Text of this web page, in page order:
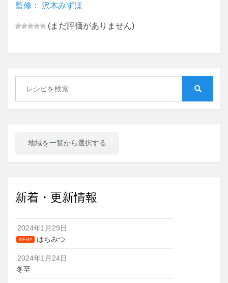
監修： 沢木みずほ
(まだ評価がありません)
地域を一覧から選択する
新着・更新情報
2024年1月29日
NEW! はちみつ
2024年1月24日
冬至